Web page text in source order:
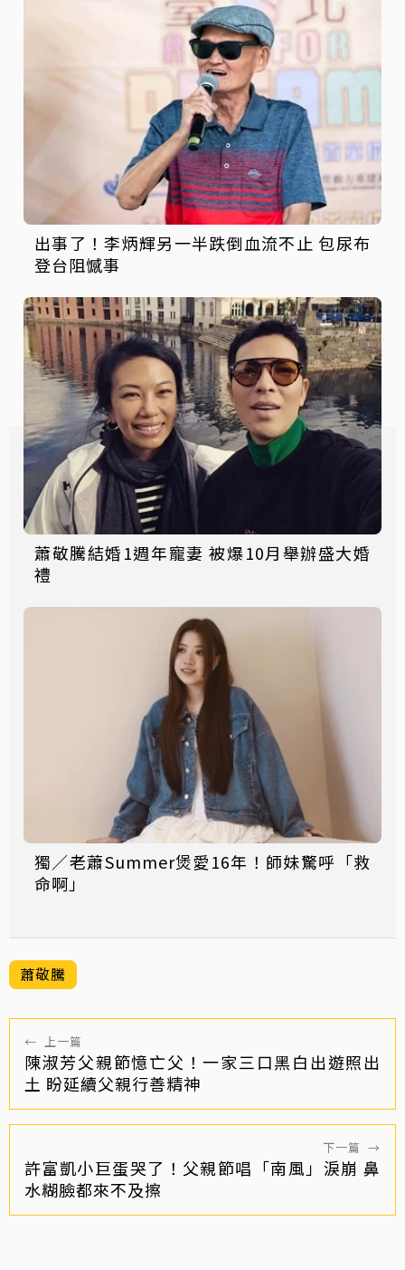
出事了！李炳輝另一半跌倒血流不止 包尿布
登台阻憾事
蕭敬騰結婚1週年寵妻 被爆10月舉辦盛大婚
禮
獨／老蕭Summer煲愛16年！師妹驚呼「救
命啊」
蕭敬騰
← 上一篇
陳淑芳父親節憶亡父！一家三口黑白出遊照出
土 盼延續父親行善精神
下一篇 →
許富凱小巨蛋哭了！父親節唱「南風」淚崩 鼻
水糊臉都來不及擦